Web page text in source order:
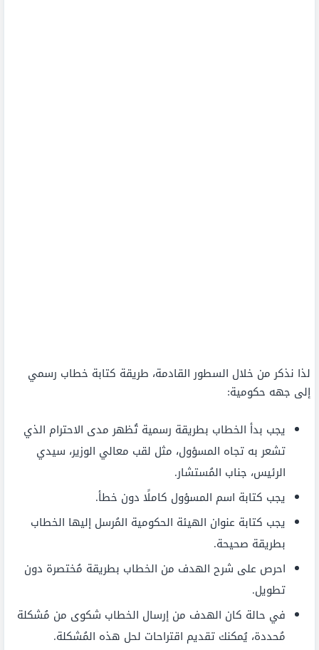
لذا نذكر من خلال السطور القادمة، طريقة كتابة خطاب رسمي
إلى جهه حكومية:
يجب بدأ الخطاب بطريقة رسمية تُظهر مدى الاحترام الذي
تشعر به تجاه المسؤول، مثل لقب معالي الوزير، سيدي
الرئيس، جناب المُستشار.
يجب كتابة اسم المسؤول كاملًا دون خطأ.
يجب كتابة عنوان الهيئة الحكومية المُرسل إليها الخطاب
بطريقة صحيحة.
احرص على شرح الهدف من الخطاب بطريقة مُختصرة دون
تطويل.
في حالة كان الهدف من إرسال الخطاب شكوى من مُشكلة
مُحددة، يُمكنك تقديم اقتراحات لحل هذه المُشكلة.